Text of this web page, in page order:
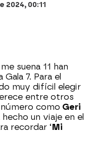
2024, 00:11
suena 11 han
7. Para el
muy difícil elegir
entre otros
como Geri
un viaje en el
recordar ‘ Mi